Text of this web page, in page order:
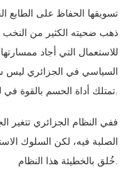
تسويقها الحفاظ على الطابع
ذهب ضحيته الكثير من
للاستعمال التي أجاد
السياسي في الجزائري ليس
تمتلك أداة الحسم بالقوة في لجظة مأزومة يكون فيها الوطن.
ففي النظام الجزائري تتغير
الصلبة فيه، لكن السلوك
خُلق بالخطيئة هذا النظام.